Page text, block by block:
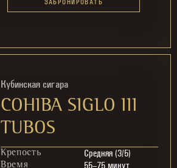
ЗАБРОНИРОВАТЬ
Кубинская сигара
COHIBA SIGLO III
TUBOS
Крепость Средняя (3/5)
Время 55–75 минут